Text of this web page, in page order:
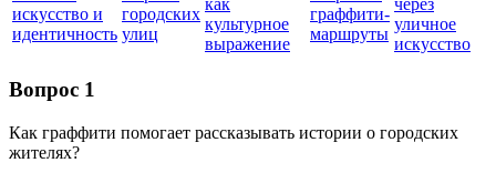
искусство и
идентичность
городских
улиц
культурное
выражение
граффити-
маршруты
уличное
искусство
Вопрос 1
Как граффити помогает рассказывать истории о городских
жителях?